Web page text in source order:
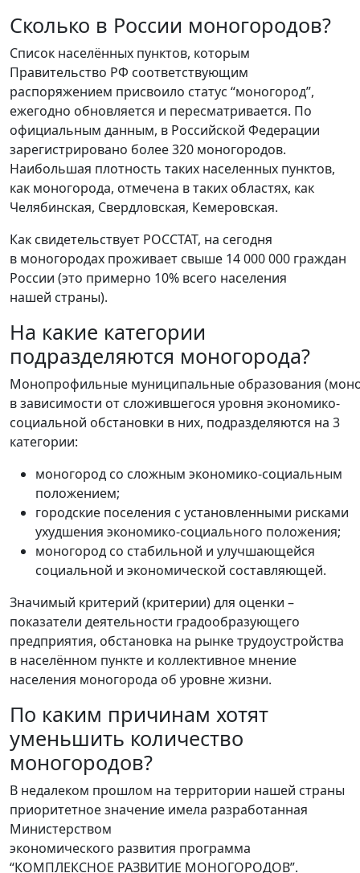
Сколько в России моногородов?
Список населённых пунктов, которым
Правительство РФ соответствующим
распоряжением присвоило статус “моногород”,
ежегодно обновляется и пересматривается. По
официальным данным, в Российской Федерации
зарегистрировано более 320 моногородов.
Наибольшая плотность таких населенных пунктов,
как моногорода, отмечена в таких областях, как
Челябинская, Свердловская, Кемеровская.
Как свидетельствует РОССТАТ, на сегодня
в моногородах проживает свыше 14 000 000 граждан
России (это примерно 10% всего населения
нашей страны).
На какие категории
подразделяются моногорода?
Монопрофильные муниципальные образования
в зависимости от сложившегося уровня экономико-
социальной обстановки в них, подразделяются на 3
категории:
моногород со сложным экономико-социальным
положением;
городские поселения с установленными рисками
ухудшения экономико-социального положения;
моногород со стабильной и улучшающейся
социальной и экономической составляющей.
Значимый критерий (критерии) для оценки –
показатели деятельности градообразующего
предприятия, обстановка на рынке трудоустройства
в населённом пункте и коллективное мнение
населения моногорода об уровне жизни.
По каким причинам хотят
уменьшить количество
моногородов?
В недалеком прошлом на территории нашей страны
приоритетное значение имела разработанная
Министерством
экономического развития программа
“КОМПЛЕКСНОЕ РАЗВИТИЕ МОНОГОРОДОВ”.